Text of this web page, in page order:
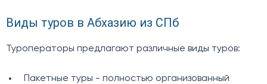
Виды туров в Абхазию из СПб
Туроператоры предлагают различные виды туров:
Пакетные туры - полностью организованный